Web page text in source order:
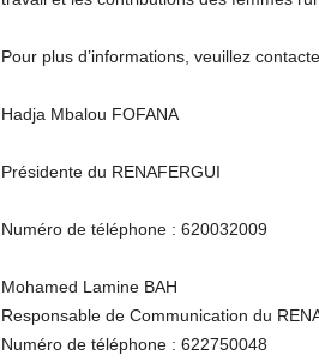
Pour plus d’informations, veuillez
Hadja Mbalou FOFANA
Présidente du RENAFERGUI
Numéro de téléphone : 620032009
Mohamed Lamine BAH
Responsable de Communication du
Numéro de téléphone: 622750048